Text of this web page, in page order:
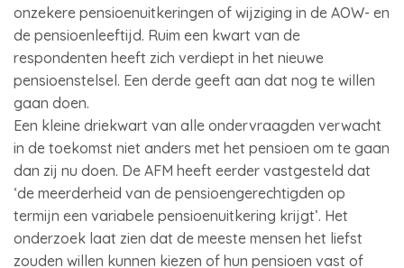
onzekere pensioenuitkeringen of wijziging in de AOW- en
de pensioenleeftijd. Ruim een kwart van de
respondenten heeft zich verdiept in het nieuwe
pensioenstelsel. Een derde geeft aan dat nog te willen
gaan doen.
Een kleine driekwart van alle ondervraagden verwacht
in de toekomst niet anders met het pensioen om te gaan
dan zij nu doen. De AFM heeft eerder vastgesteld dat
‘de meerderheid van de pensioengerechtigden op
termijn een variabele pensioenuitkering krijgt’. Het
onderzoek laat zien dat de meeste mensen het liefst
zouden willen kunnen kiezen of hun pensioen vast of